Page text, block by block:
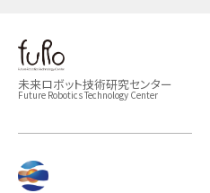
未来ロボット技術研究センター
Future Robotics Technology Center